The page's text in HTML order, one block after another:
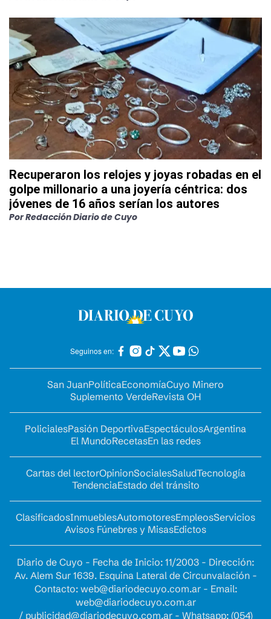
Recuperaron los relojes y joyas robadas en el
golpe millonario a una joyería céntrica: dos
jóvenes de 16 años serían los autores
PorRedacción Diario de Cuyo
Seguinos en:
San JuanPolíticaEconomíaCuyo Minero
Suplemento VerdeRevista OH
PolicialesPasión DeportivaEspectáculosArgentina
El MundoRecetasEn las redes
Cartas del lectorOpinionSocialesSaludTecnología
TendenciaEstado del tránsito
ClasificadosInmueblesAutomotoresEmpleosServicios
Avisos Fúnebres y MisasEdictos
Diario de Cuyo - Fecha de Inicio: 11/2003 - Dirección:
Av. Alem Sur 1639. Esquina Lateral de Circunvalación -
Contacto: web@diariodecuyo.com.ar- Email:
web@diariodecuyo.com.ar
/ publicidad@diariodecuyo.com.ar- Whatsapp: (054)